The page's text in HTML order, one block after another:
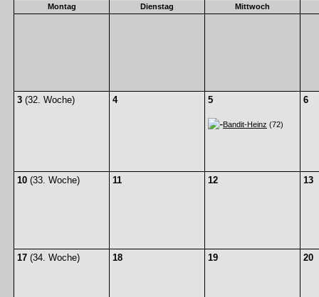
Montag Dienstag Mittwoch
3 (32. Woche) 4 5
Bandit-Heinz (72)
6
10 (33. Woche) 11 12 13
17 (34. Woche) 18 19 20